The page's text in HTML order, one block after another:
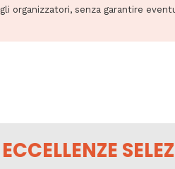
organizzatori, senza garantire
ECCELLENZE